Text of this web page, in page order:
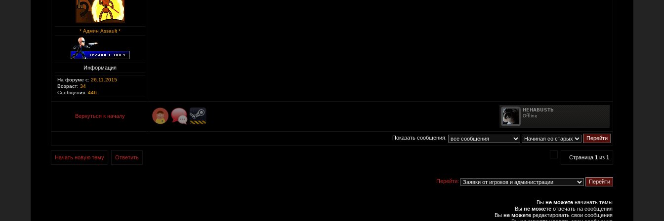
* Админ Assault *
Информация
На форуме с: 26.11.2015
Возраст: 34
Сообщения: 446
Вернуться к началу
Показать сообщения:
Страница 1 из 1
Начать новую тему Ответить
Перейти:
Вы не можете начинать темы
Вы не можете отвечать на сообщения
Вы не можете редактировать свои сообщения